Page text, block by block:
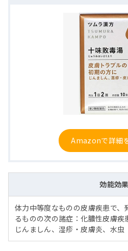
Amazonで詳細
効能効果
体力中等度なものの皮膚疾患で、
るものの次の諸症：化膿性皮膚疾
じんましん、湿疹・皮膚炎、水虫